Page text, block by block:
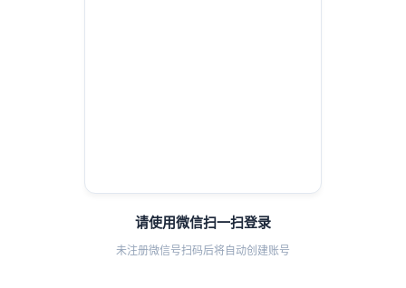
请使用微信扫一扫登录
未注册微信号扫码后将自动创建账号